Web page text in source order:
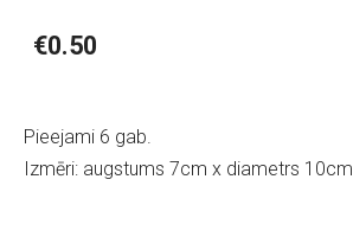
€0.50
Pieejami 6 gab.
Izmēri: augstums 7cm x diametrs 10cm